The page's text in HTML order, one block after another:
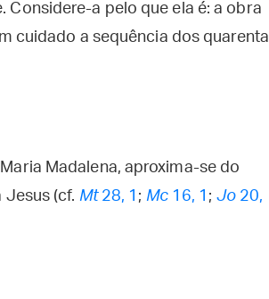
Considere-a pelo que ela é: a obra
cuidado a sequência dos quarenta
Madalena, aproxima-se do
(cf. Mt28, 1 ; Mc16, 1 ; Jo20,